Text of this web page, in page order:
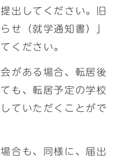
出してください。旧
せ（就学通知書）」
ください。
がある場合、転居後
も、転居予定の学校
ていただくことがで
合も、同様に、届出